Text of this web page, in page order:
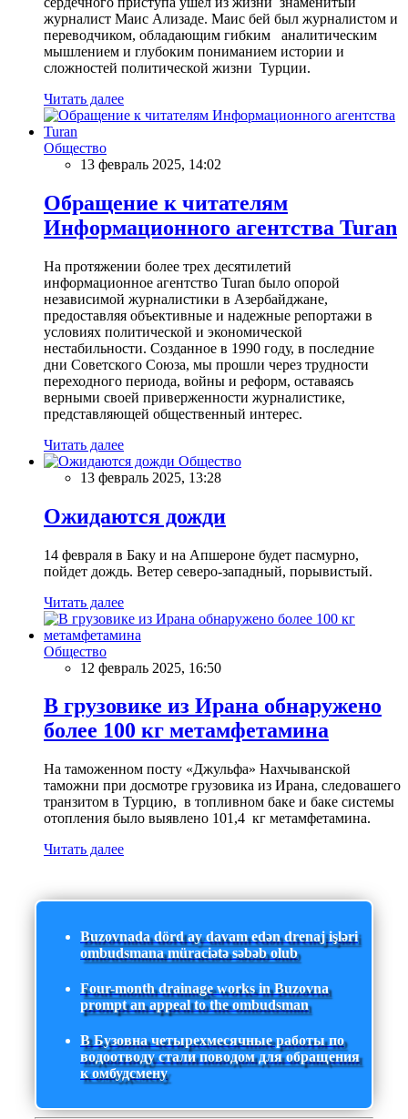
журналист Маис Ализаде. Маис бей был журналистом и
переводчиком, обладающим гибким аналитическим
мышлением и глубоким пониманием истории и
сложностей политической жизни Турции.
Читать далее
Общество
13 февраль 2025, 14:02
Обращение к читателям
Информационного агентства Turan
На протяжении более трех десятилетий
информационное агентство Turan было опорой
независимой журналистики в Азербайджане,
предоставляя объективные и надежные репортажи в
условиях политической и экономической
нестабильности. Созданное в 1990 году, в последние
дни Советского Союза, мы прошли через трудности
переходного периода, войны и реформ, оставаясь
верными своей приверженности журналистике,
представляющей общественный интерес.
Читать далее
Общество
13 февраль 2025, 13:28
Ожидаются дожди
14 февраля в Баку и на Апшероне будет пасмурно,
пойдет дождь. Ветер северо-западный, порывистый.
Читать далее
Общество
12 февраль 2025, 16:50
В грузовике из Ирана обнаружено
более 100 кг метамфетамина
На таможенном посту «Джульфа» Нахчыванской
таможни при досмотре грузовика из Ирана, следовашего
транзитом в Турцию, в топливном баке и баке системы
отопления было выявлено 101,4 кг метамфетамина.
Читать далее
Buzovnada dörd ay davam edən drenaj işləri
ombudsmana müraciətə səbəb olub
Four-month drainage works in Buzovna
prompt an appeal to the ombudsman
В Бузовна четырехмесячные работы по
водоотводу стали поводом для обращения
к омбудсмену